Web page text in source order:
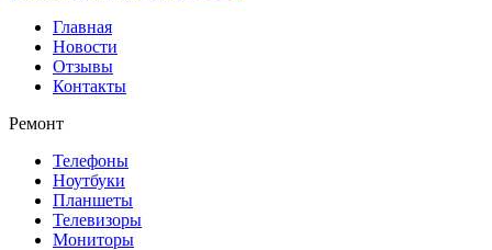
Главная
Новости
Отзывы
Контакты
Ремонт
Телефоны
Ноутбуки
Планшеты
Телевизоры
Мониторы